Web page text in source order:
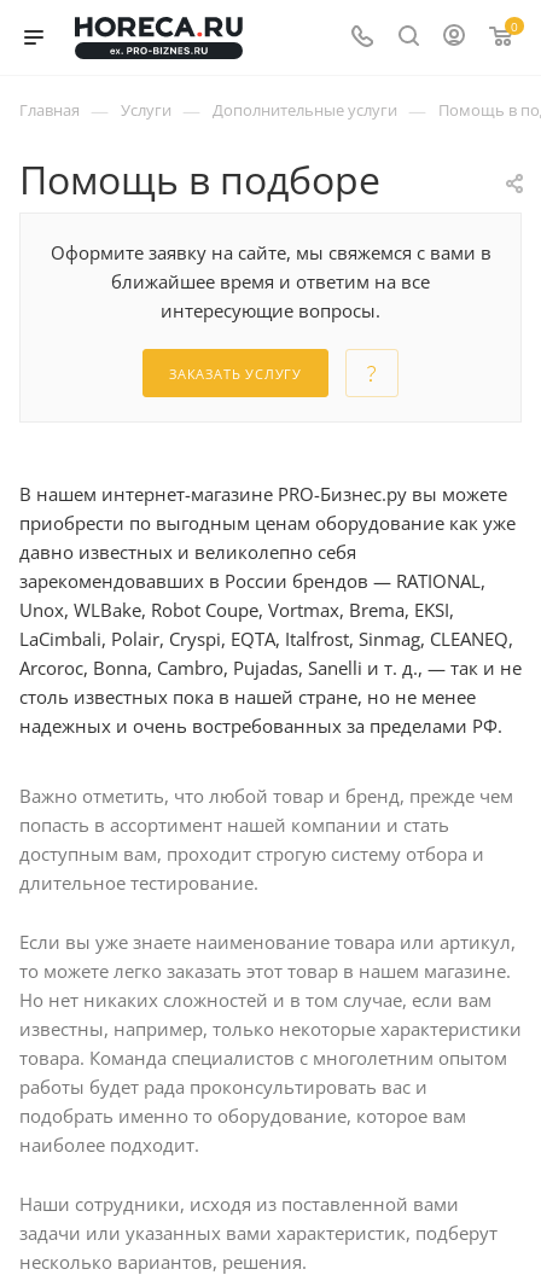
0
Главная — Услуги — Дополнительные услуги — Помощь в
Помощь в подборе
Оформите заявку на сайте, мы свяжемся с вами в
ближайшее время и ответим на все
интересующие вопросы.
ЗАКАЗАТЬ УСЛУГУ
В нашем интернет-магазине PRO-Бизнес.ру вы можете
приобрести по выгодным ценам оборудование как уже
давно известных и великолепно себя
зарекомендовавших в России брендов — RATIONAL,
Unox, WLBake, Robot Coupe, Vortmax, Brema, EKSI,
LaCimbali, Polair, Cryspi, EQTA, Italfrost, Sinmag, CLEANEQ,
Arcoroc, Bonna, Cambro, Pujadas, Sanelli и т. д., — так и не
столь известных пока в нашей стране, но не менее
надежных и очень востребованных за пределами РФ.
Важно отметить, что любой товар и бренд, прежде чем
попасть в ассортимент нашей компании и стать
доступным вам, проходит строгую систему отбора и
длительное тестирование.
Если вы уже знаете наименование товара или артикул,
то можете легко заказать этот товар в нашем магазине.
Но нет никаких сложностей и в том случае, если вам
известны, например, только некоторые характеристики
товара. Команда специалистов с многолетним опытом
работы будет рада проконсультировать вас и
подобрать именно то оборудование, которое вам
наиболее подходит.
Наши сотрудники, исходя из поставленной вами
задачи или указанных вами характеристик, подберут
несколько вариантов, решения.